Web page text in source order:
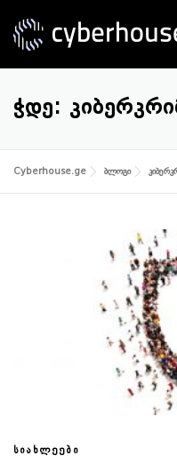
content
SERVICES ABOUT
ᲭᲓᲔ:
Cyberhouse.ge ბლოგი
ᲡᲘᲐᲮᲚᲔᲔᲑᲘ